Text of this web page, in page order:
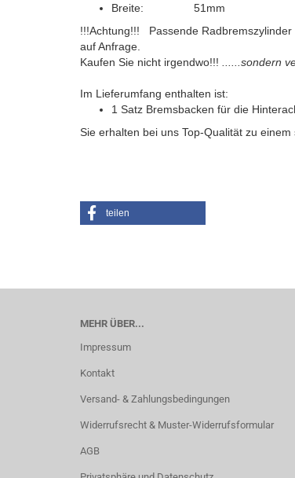
Breite: 51mm
!!!Achtung!!!
Passende
auf Anfrage.
Kaufen Sie nicht irgendwo!!!
......sondern
Im Lieferumfang enthalten ist:
1 Satz Bremsbacken für die
Sie erhalten bei uns Top-Qualität zu
teilen
MEHR ÜBER...
Impressum
Kontakt
Versand- & Zahlungsbedingungen
Widerrufsrecht & Muster-Widerrufsformular
AGB